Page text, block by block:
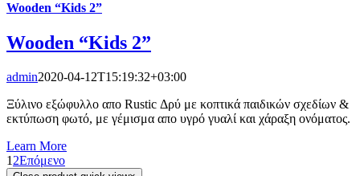
Wooden “Kids 2”
Wooden “Kids 2”
admin2020-04-12T15:19:32+03:00
Ξύλινο εξώφυλλο απο Rustic Δρύ με κοπτικά παιδικών σχεδίων &
εκτύπωση φωτό, με γέμισμα απο υγρό γυαλί και χάραξη ονόματος.
Learn More
1 2Επόμενο